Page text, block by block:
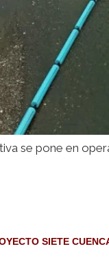
se pone en
SIETE